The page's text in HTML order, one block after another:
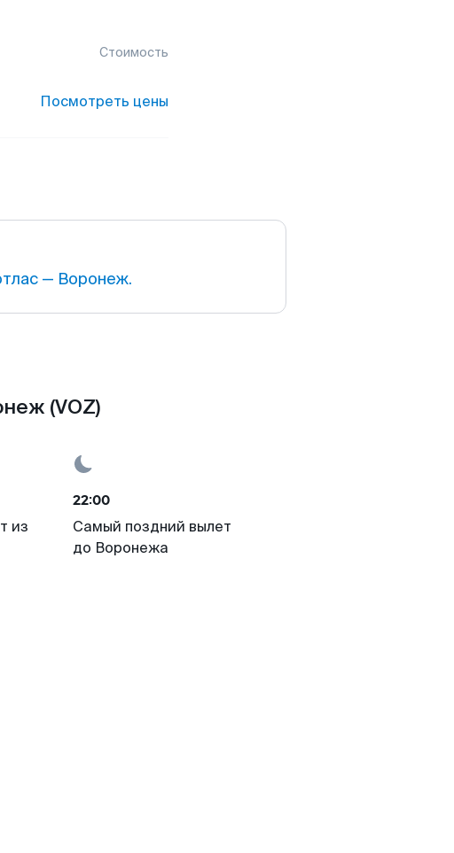
Стоимость
Посмотреть цены
— Воронеж.
(VOZ)
из
22:00
Самый поздний вылет
до Воронежа